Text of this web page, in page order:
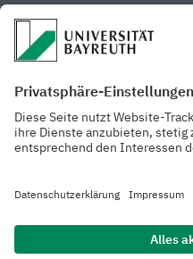
Studienportal
Gamechanger Campus
Aktuelle
Pressemitteilungen
Arbeiten an der
Universität
Cafeterien
Datenschutzerklärung